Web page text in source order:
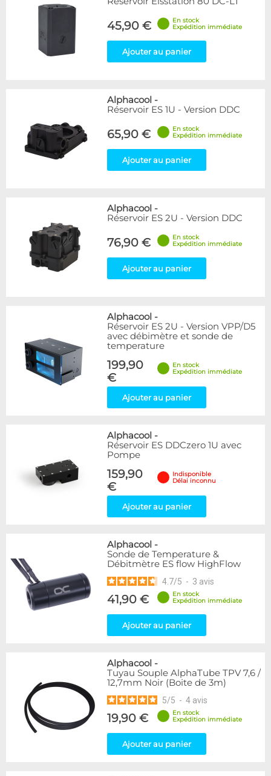
45,90 €
En stock
Expédition immédiate
Ajouter au panier
Alphacool -
Réservoir ES 1U - Version DDC
65,90 €
En stock
Expédition immédiate
Ajouter au panier
Alphacool -
Réservoir ES 2U - Version DDC
76,90 €
En stock
Expédition immédiate
Ajouter au panier
Alphacool -
Réservoir ES 2U - Version VPP/D5
avec débimètre et sonde de
temperature
199,90
€
En stock
Expédition immédiate
Ajouter au panier
Alphacool -
Réservoir ES DDCzero 1U avec
Pompe
159,90
€
Indisponible
Délai inconnu
Ajouter au panier
Alphacool -
Sonde de Temperature &
Débitmètre ES flow HighFlow
4.7/5 - 3 avis
41,90 €
En stock
Expédition immédiate
Ajouter au panier
Alphacool -
Tuyau Souple AlphaTube TPV 7,6 /
12,7mm Noir (Boite de 3m)
5/5 - 4 avis
19,90 €
En stock
Expédition immédiate
Ajouter au panier